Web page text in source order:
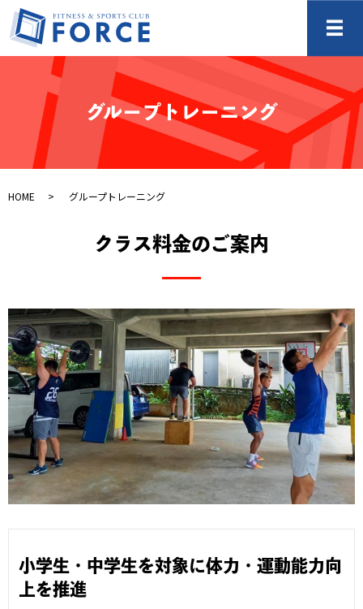
グループトレーニング
HOME グループトレーニング
クラス料金のご案内
小学生・中学生を対象に体力・運動能力向
上を推進